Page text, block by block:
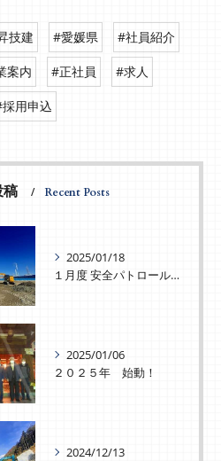
技建 #愛媛県 #社員紹介
案内 #正社員 #求人
用申込
稿 Recent Posts
2025/01/18
１月度 安全パトロールを実施致しました！
2025/01/06
２０２５年 始動！
2024/12/13